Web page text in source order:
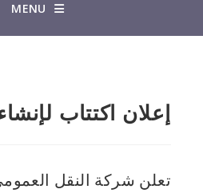
MENU
إعلان اكتتاب
تعلن شركة النقل